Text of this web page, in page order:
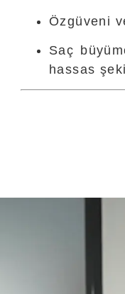
Özgüveni
Saç
hassas